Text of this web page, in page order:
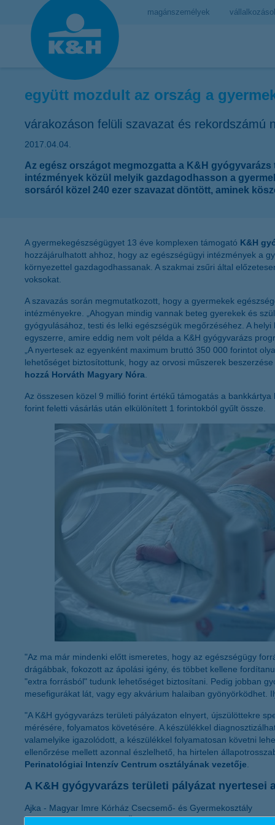
magánszemélyek
együtt mozdult az ország a
várakozáson felüli szavazat és rekordszámú
2017.04.04.
Az egész országot megmozgatta a K&H
intézmények közül melyik gazdagodhasson a
sorsáról közel 240 ezer szavazat döntött, aminek
A gyermekegészségügyet 13 éve komplexen támogató K&H
hozzájárulhatott ahhoz, hogy az egészségügyi intézmények a
környezettel gazdagodhassanak. A szakmai zsűri által
voksokat.
A szavazás során megmutatkozott, hogy a gyermekek
intézményekre. „Ahogyan mindig vannak beteg gyerekek és
gyógyulásához, testi és lelki egészségük megőrzéséhez. A
egyszerre, amire eddig nem volt példa a K&H gyógyvarázs
„A nyertesek az egyenként maximum bruttó 350 000 forintot
lehetőséget biztosítottunk, hogy az orvosi műszerek
hozzá Horváth Magyary Nóra
Az összesen közel 9 millió forint értékű támogatás a
forint feletti vásárlás után elkülönített 1 forintokból gyűlt össze.
"Az ma már mindenki előtt ismeretes, hogy az egészségügy
drágábbak, fokozott az ápolási igény, és többet kellene
"extra forrásból" tudunk lehetőséget biztosítani. Pedig jobban
mesefigurákat lát, vagy egy akvárium halaiban gyönyörködhet.
"A K&H gyógyvarázs területi pályázaton elnyert, újszülöttekre
mérésére, folyamatos követésére. A készülékkel
valamelyike igazolódott, a készülékkel folyamatosan követni
ellenőrzése mellett azonnal észlelhető, ha hirtelen
Perinatológiai Intenzív Centrum osztályának vezetője
A K&H gyógyvarázs területi pályázat nyertesei
Ajka - Magyar Imre Kórház Csecsemő- és Gyermekosztály
Akasztó - Akasztó Község Önkormányzata